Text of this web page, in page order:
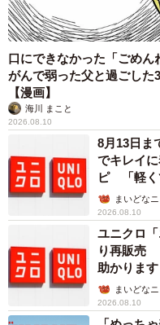
口にできなかった「ごめ
がんで弱った父と過ごした
【漫画】
海川 まこと
2026.08.10
8月13日ま
でキレイ
ピ 「軽く
の声まいどな
2026.08.10
ユニクロ
り再販売
助かりま
まいどな
2026.08.10